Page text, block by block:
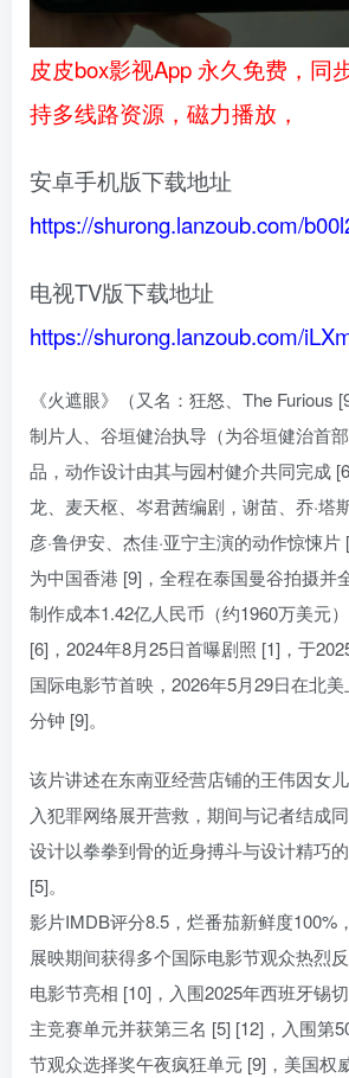
皮皮box影视App 永久免费，同
持多线路资源，磁力播放，
安卓手机版下载地址
https://shurong.lanzoub.com/
电视TV版下载地址
https://shurong.lanzoub.com/
《火遮眼》（又名：狂怒、The Furious
制片人、谷垣健治执导（为谷垣健治首
品，动作设计由其与园村健介共同完成
龙、麦天枢、岑君茜编剧，谢苗、乔·塔
彦·鲁伊安、杰佳·亚宁主演的动作惊悚
为中国香港 [9]，全程在泰国曼谷拍摄并
制作成本1.42亿人民币（约1960万美元
[6]，2024年8月25日首曝剧照 [1]，于
国际电影节首映，2026年5月29日在北
分钟 [9]。
该片讲述在东南亚经营店铺的王伟因女
入犯罪网络展开营救，期间与记者结成
设计以拳拳到骨的近身搏斗与设计精巧
[5]。
影片IMDB评分8.5，烂番茄新鲜度100%
展映期间获得多个国际电影节观众热烈
电影节亮相 [10]，入围2025年西班牙锡
主竞赛单元并获第三名 [5] [12]，入围第
节观众选择奖午夜疯狂单元 [9]，美国权